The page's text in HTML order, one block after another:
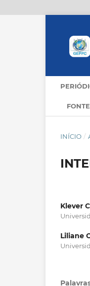
INÍCIO /
Klever
Liliane